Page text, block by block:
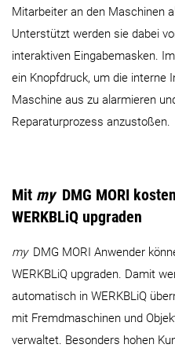
Mitarbeiter an den Maschinen
Unterstützt werden sie dabei
interaktiven Eingabemasken.
ein Knopfdruck, um die interne
Maschine aus zu alarmieren
Reparaturprozess anzustoßen.
Mit my DMG MORI
WERKBLiQ upgraden
my DMG MORI Anwender
WERKBLiQ upgraden. Damit
automatisch in WERKBLiQ
mit Fremdmaschinen und
verwaltet. Besonders hohen